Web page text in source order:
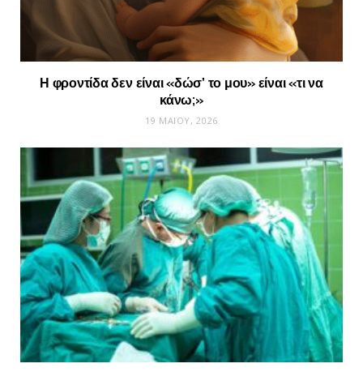
Η φροντίδα δεν είναι «δώσ’ το μου» είναι «τι να
κάνω;»
19 ΜΑΪ́ΟΥ, 2026